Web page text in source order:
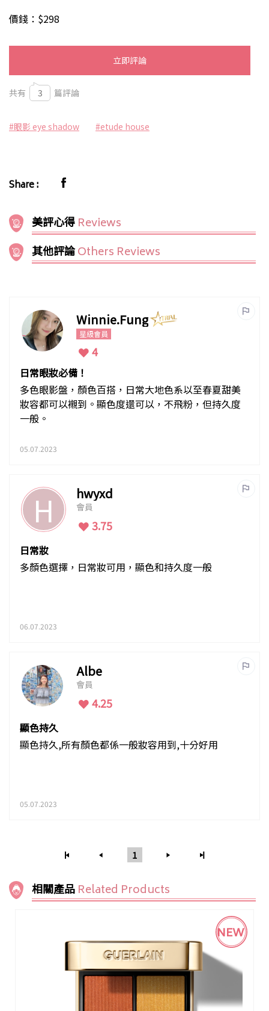
價錢：$298
立即評論
共有 3 篇評論
#眼影 eye shadow #etude house
Share :
美評心得 Reviews
其他評論Others Reviews
Winnie.Fung
星級會員
4
日常眼妝必備！
多色眼影盤，顏色百搭，日常大地色系以至春夏甜美
妝容都可以襯到。顯色度還可以，不飛粉，但持久度
一般。
05.07.2023
H hwyxd
會員
3.75
日常妝
多顏色選擇，日常妝可用，顯色和持久度一般
06.07.2023
Albe
會員
4.25
顯色持久
顯色持久,所有顏色都係一般妝容用到,十分好用
05.07.2023
1
相關產品 Related Products
NEW